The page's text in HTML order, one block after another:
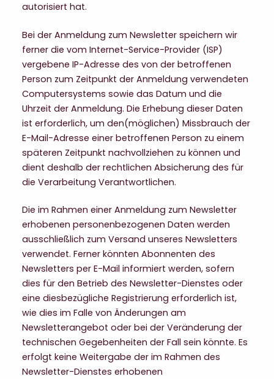
autorisiert hat.
Bei der Anmeldung zum Newsletter speichern wir
ferner die vom Internet-Service-Provider (ISP)
vergebene IP-Adresse des von der betroffenen
Person zum Zeitpunkt der Anmeldung verwendeten
Computersystems sowie das Datum und die
Uhrzeit der Anmeldung. Die Erhebung dieser Daten
ist erforderlich, um den(möglichen) Missbrauch der
E-Mail-Adresse einer betroffenen Person zu einem
späteren Zeitpunkt nachvollziehen zu können und
dient deshalb der rechtlichen Absicherung des für
die Verarbeitung Verantwortlichen.
Die im Rahmen einer Anmeldung zum Newsletter
erhobenen personenbezogenen Daten werden
ausschließlich zum Versand unseres Newsletters
verwendet. Ferner könnten Abonnenten des
Newsletters per E-Mail informiert werden, sofern
dies für den Betrieb des Newsletter-Dienstes oder
eine diesbezügliche Registrierung erforderlich ist,
wie dies im Falle von Änderungen am
Newsletterangebot oder bei der Veränderung der
technischen Gegebenheiten der Fall sein könnte. Es
erfolgt keine Weitergabe der im Rahmen des
Newsletter-Dienstes erhobenen